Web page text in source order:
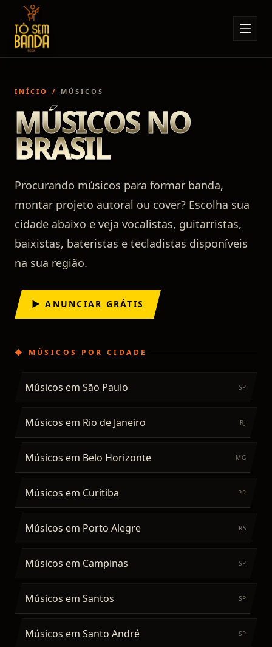
Sobre Nós
Eventos
Minha Conta
INÍCIO / MÚSICOS
MÚSICOS NO
BRASIL
Procurando músicos para formar banda,
montar projeto autoral ou cover? Escolha sua
cidade abaixo e veja vocalistas, guitarristas,
baixistas, bateristas e tecladistas disponíveis
na sua região.
▶ ANUNCIAR GRÁTIS
◆ MÚSICOS POR CIDADE
Músicos em São Paulo SP
Músicos em Rio de Janeiro RJ
Músicos em Belo Horizonte MG
Músicos em Curitiba PR
Músicos em Porto Alegre RS
Músicos em Campinas SP
Músicos em Santos SP
Músicos em Santo André SP